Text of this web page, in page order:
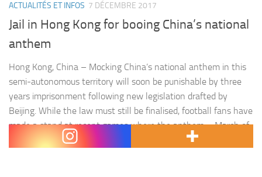
ACTUALITÉS ET INFOS 7 DÉCEMBRE 2017
Jail in Hong Kong for booing China’s national
anthem
Hong Kong, China – Mocking China’s national anthem in this
semi-autonomous territory will soon be punishable by three
years imprisonment following new legislation drafted by
Beijing. While the law must still be finalised, football fans have
made a stand at recent games where the anthem – March of
the Volunteers – has played. A number…